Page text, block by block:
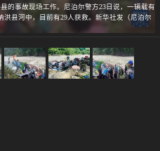
的事故现场工作。尼泊尔警方23日说，一辆载有
洪县河中，目前有29人获救。新华社发（尼泊尔